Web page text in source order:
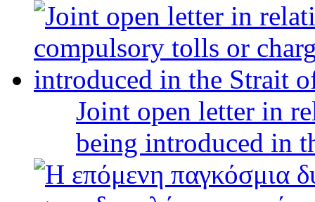
Joint open letter in
being introduced in